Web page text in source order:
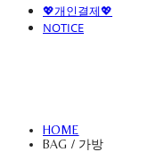
💖개인결제💖
NOTICE
HOME
BAG / 가방